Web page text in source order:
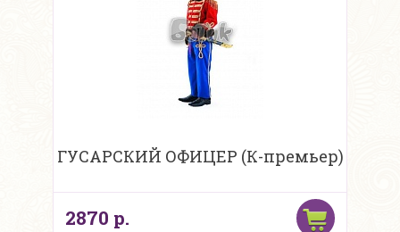
ГУСАРСКИЙ ОФИЦЕР (К-премьер)
2870 р.